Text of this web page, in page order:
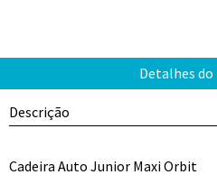
Descrição
Cadeira Auto Junior Maxi Orbit